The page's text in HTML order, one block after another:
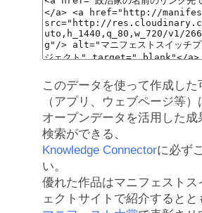
このデータを使って作成した
（アプリ、ウェブページ等）
オープンデータを活用した成
検索ができる、
Knowledge Connectorに必ず
い。
優れた作品はマニフェストス
ェクトサイトで紹介するとと